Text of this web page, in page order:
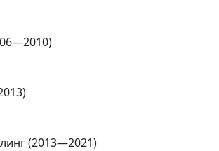
(2013—2021)